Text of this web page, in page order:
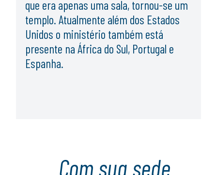
que era apenas uma sala, tornou-se um
templo. Atualmente além dos Estados
Unidos o ministério também está
presente na África do Sul, Portugal e
Espanha.
Com sua sede